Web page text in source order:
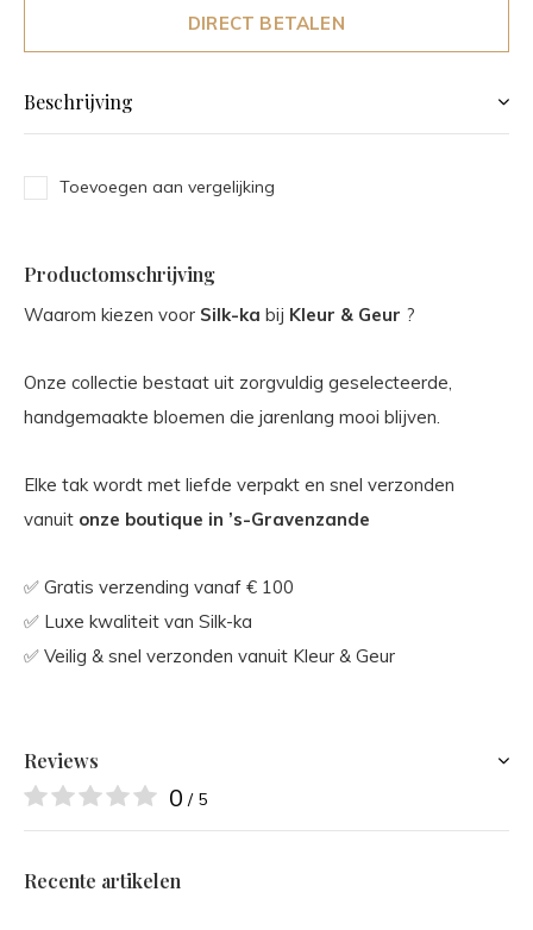
DIRECT BETALEN
Beschrijving
Toevoegen aan vergelijking
Productomschrijving
Waarom kiezen voor Silk-ka bij Kleur & Geur ?
Onze collectie bestaat uit zorgvuldig geselecteerde,
handgemaakte bloemen die jarenlang mooi blijven.
Elke tak wordt met liefde verpakt en snel verzonden
vanuit onze boutique in ’s-Gravenzande
✅ Gratis verzending vanaf € 100
✅ Luxe kwaliteit van Silk-ka
✅ Veilig & snel verzonden vanuit Kleur & Geur
Reviews
0 / 5
Recente artikelen